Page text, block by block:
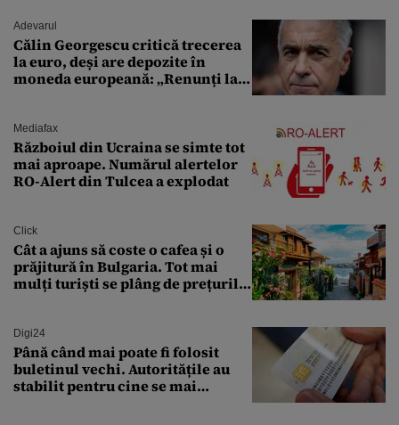
Adevarul
Călin Georgescu critică trecerea
la euro, deși are depozite în
moneda europeană: „Renunți la
Mediafax
Războiul din Ucraina se simte tot
mai aproape. Numărul alertelor
RO-Alert din Tulcea a explodat
Click
Cât a ajuns să coste o cafea și o
prăjitură în Bulgaria. Tot mai
mulți turiști se plâng de prețurile
Digi24
Până când mai poate fi folosit
buletinul vechi. Autoritățile au
stabilit pentru cine se mai